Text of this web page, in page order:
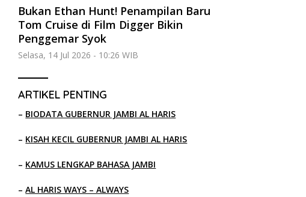
Bukan Ethan Hunt! Penampilan Baru
Tom Cruise di Film Digger Bikin
Penggemar Syok
Selasa, 14 Jul 2026 - 10:26 WIB
ARTIKEL PENTING
– BIODATA GUBERNUR JAMBI AL HARIS
– KISAH KECIL GUBERNUR JAMBI AL HARIS
– KAMUS LENGKAP BAHASA JAMBI
–AL HARIS WAYS – ALWAYS